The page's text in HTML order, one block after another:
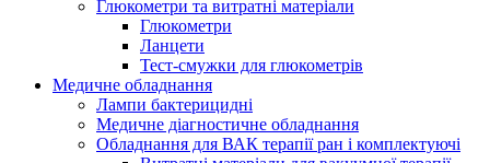
Глюкометри та витратні матеріали
Глюкометри
Ланцети
Тест-смужки для глюкометрів
Медичне обладнання
Лампи бактерицидні
Медичне діагностичне обладнання
Обладнання для ВАК терапії ран і комплектуючі